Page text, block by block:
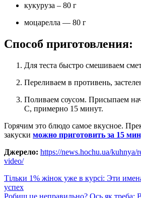
кукуруза – 80 г
моцарелла — 80 г
Способ приготовления:
Для теста быстро смешиваем
Переливаем в противень,
Поливаем соусом. Присыпаем начинкой и ставим в разогретую духовку. Выпекаем в духовке, разогретой до 200
С, примерно 15 минут.
Горячим это блюдо самое вкусное.
закуски можно приготовить за 15
Джерело: https://news.hochu.ua/kuhnya/
video/
Навигация
по
Тільки 1% жінок уже в курсі: Эти
успех
Робиш це неправильно? Ось як